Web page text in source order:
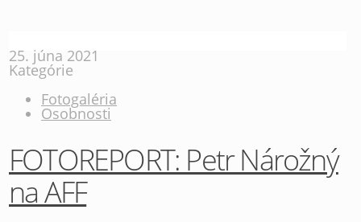
25. júna 2021
Kategórie
Fotogaléria
Osobnosti
FOTOREPORT: Petr Nárožný
na AFF